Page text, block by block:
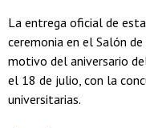
La entrega oficial de
ceremonia en el Salón
motivo del aniversario
el 18 de julio, con la
universitarias.